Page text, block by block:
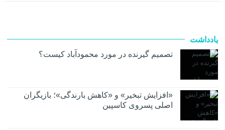
یادداشت
تصمیم گیرنده در مورد محمودآباد کیست؟
«افزایش تبخیر» و «کاهش بارندگی»؛ بازیگران
اصلی پسروی کاسپین